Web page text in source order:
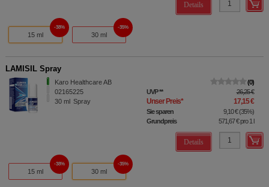
Details
15 ml
38%
30 ml
35%
LAMISIL Spray
Karo Healthcare AB
02165225
30 ml Spray
0
UVP** 26,25 €
Unser Preis* 17,15 €
Sie sparen 9,10 €(35%)
Grundpreis
571,67 €pro 1 l
Details
15 ml
38%
30 ml
35%